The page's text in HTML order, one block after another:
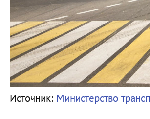
Источник: Министерство